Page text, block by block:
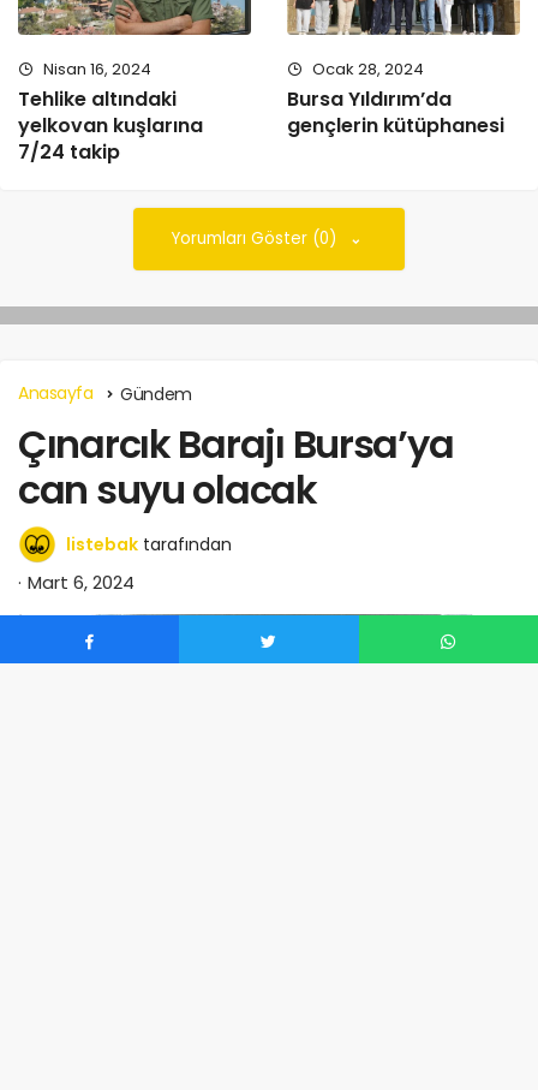
Nisan 16, 2024
Tehlike altındaki
yelkovan kuşlarına
7/24 takip
Ocak 28, 2024
Bursa Yıldırım’da
gençlerin kütüphanesi
Yorumları Göster (0)
Anasayfa Gündem
Çınarcık Barajı Bursa’ya
can suyu olacak
listebak tarafından
Mart 6, 2024